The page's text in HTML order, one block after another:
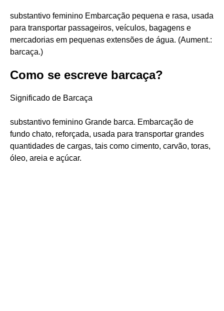
substantivo feminino Embarcação pequena e rasa, usada
para transportar passageiros, veículos, bagagens e
mercadorias em pequenas extensões de água. (Aument.:
barcaça.)
Como se escreve barcaça?
Significado de Barcaça
substantivo feminino Grande barca. Embarcação de
fundo chato, reforçada, usada para transportar grandes
quantidades de cargas, tais como cimento, carvão, toras,
óleo, areia e açúcar.